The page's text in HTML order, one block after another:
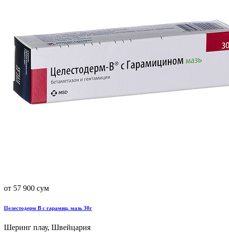
от 57 900 сум
Целестодерм В с гарамиц. мазь 30г
Шеринг плау, Швейцария